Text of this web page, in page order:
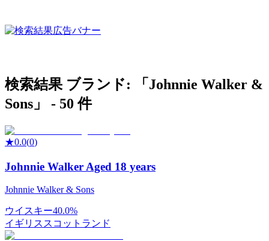
検索結果 ブランド: 「 Johnnie Walker &
Sons 」 - 50 件
★0.0(0)
Johnnie Walker Aged 18 years
Johnnie Walker & Sons
ウイスキー40.0%
イギリス スコットランド